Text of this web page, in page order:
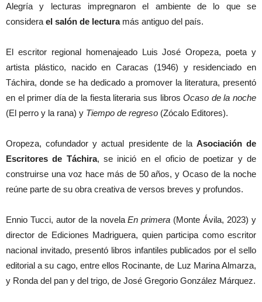
Alegría y lecturas impregnaron el ambiente de lo que se
considera el salón de lecturamás antiguo del país.
El escritor regional homenajeado Luis José Oropeza, poeta y
artista plástico, nacido en Caracas (1946) y residenciado en
Táchira, donde se ha dedicado a promover la literatura, presentó
en el primer día de la fiesta literaria sus librosOcaso de la noche
(El perro y la rana) y Tiempo de regreso (Zócalo Editores).
Oropeza, cofundador y actual presidente de la Asociación de
Escritores de Táchira, se inició en el oficio de poetizar y de
construirse una voz hace más de 50 años, y Ocaso de la noche
reúne parte de su obra creativa de versos breves y profundos.
Ennio Tucci, autor de la novelaEn primera (Monte Ávila, 2023) y
director de Ediciones Madriguera, quien participa como escritor
nacional invitado, presentó libros infantiles publicados por el sello
editorial a su cago, entre ellos Rocinante, de Luz Marina Almarza,
y Ronda del pan y del trigo, de José Gregorio González Márquez.